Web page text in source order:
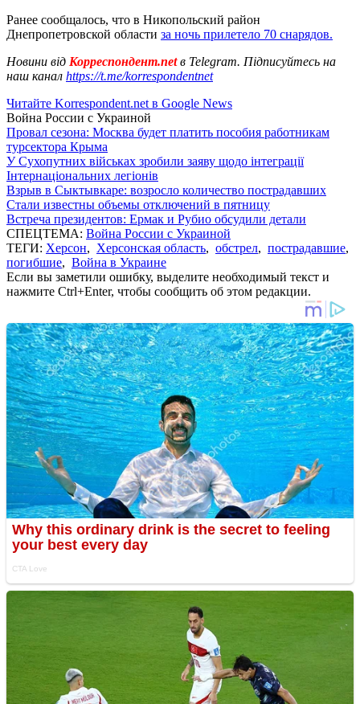
Ранее сообщалось, что в Никопольский район
Днепропетровской области за ночь прилетело 70 снарядов.
Новини від Корреспондент.netв Telegram. Підписуйтесь на
наш канал https://t.me/korrespondentnet
Читайте Korrespondent.net в Google News
Война России с Украиной
Провал сезона: Москва будет платить пособия работникам
турсектора Крыма
У Сухопутних військах зробили заяву щодо інтеграції
Інтернаціональних легіонів
Взрыв в Сыктывкаре: возросло количество пострадавших
Стали известны объемы отключений в пятницу
Встреча президентов: Ермак и Рубио обсудили детали
СПЕЦТЕМА: Война России с Украиной
ТЕГИ: Херсон, Херсонская область, обстрел, пострадавшие,
погибшие, Война в Украине
Если вы заметили ошибку, выделите необходимый текст и
нажмите Ctrl+Enter, чтобы сообщить об этом редакции.